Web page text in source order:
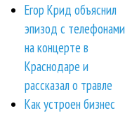
Егор Крид объяснил
эпизод с телефонами
на концерте в
Краснодаре и
рассказал о травле
Как устроен бизнес